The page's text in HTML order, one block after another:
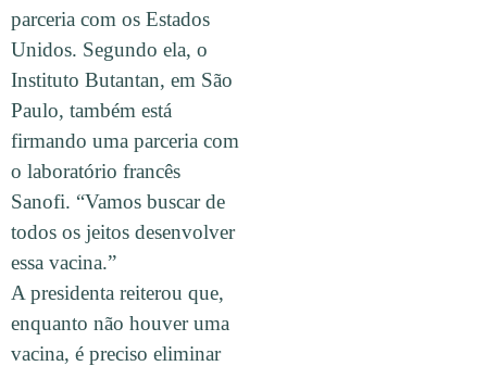
parceria com os Estados
Unidos. Segundo ela, o
Instituto Butantan, em São
Paulo, também está
firmando uma parceria com
o laboratório francês
Sanofi. “Vamos buscar de
todos os jeitos desenvolver
essa vacina.”
A presidenta reiterou que,
enquanto não houver uma
vacina, é preciso eliminar